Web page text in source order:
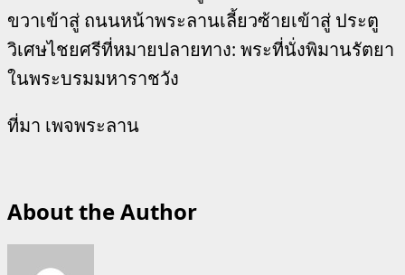
ขวาเข้าสู่ ถนนหน้าพระลานเลี้ยวซ้ายเข้าสู่ ประตู
วิเศษไชยศรีที่หมายปลายทาง: พระที่นั่งพิมานรัตยา
ในพระบรมมหาราชวัง
ที่มา เพจพระลาน
About the Author